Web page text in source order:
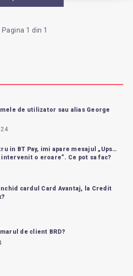
Pagina 1 din 1
de utilizator sau alias George
in BT Pay, imi apare mesajul „Ups…
intervenit o eroare”. Ce pot sa fac?
cardul Card Avantaj, la Credit
de client BRD?